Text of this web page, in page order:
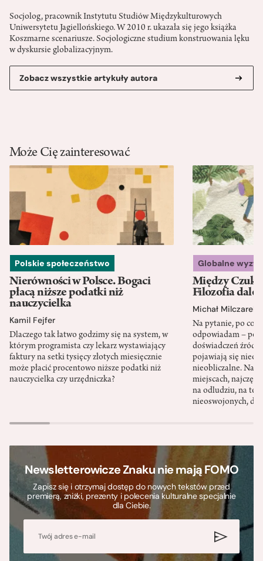
Socjolog, pracownik Instytutu Studiów Międzykulturowych
Uniwersytetu Jagiellońskiego. W 2010 r. ukazała się jego książka
Koszmarne scenariusze. Socjologiczne studium konstruowania lęku
w dyskursie globalizacyjnym.
Zobacz wszystkie artykuły autora
Może Cię zainteresować
Polskie społeczeństwo
Nierówności w Polsce. Bogaci
płacą niższe podatki niż
nauczycielka
Kamil Fejfer
Dlaczego tak łatwo godzimy się na system, w
którym programista czy lekarz wystawiający
faktury na setki tysięcy złotych miesięcznie
może płacić procentowo niższe podatki niż
nauczycielka czy urzędniczka?
Globalne
Między
Filozofia
Michał Milczarek
Na pytanie, po co
odpowiadam – po
doświadczeń
pojawiają się
nieobliczalne.
miejscach,
na odludziu, na
nieoswojonych,
Newsletterowicze Znaku nie mają FOMO
Zapisz się i otrzymaj dostęp do nowych tekstów przed
premierą, zniżki, prezenty i polecenia kulturalne specjalnie
dla Ciebie.